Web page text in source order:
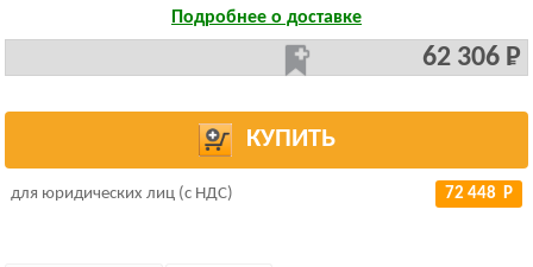
Подробнее о доставке
62 306 Р
КУПИТЬ
для юридических лиц (с НДС) 72 448 Р